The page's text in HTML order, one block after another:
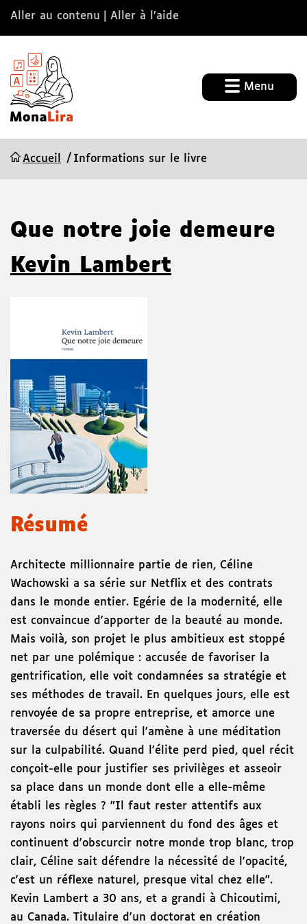
Aller au contenu Aller à l’aide
Menu
Accueil Informations sur le livre
Que notre joie demeure
Kevin Lambert
Résumé
Architecte millionnaire partie de rien, Céline
Wachowski a sa série sur Netflix et des contrats
dans le monde entier. Egérie de la modernité, elle
est convaincue d'apporter de la beauté au monde.
Mais voilà, son projet le plus ambitieux est stoppé
net par une polémique : accusée de favoriser la
gentrification, elle voit condamnées sa stratégie et
ses méthodes de travail. En quelques jours, elle est
renvoyée de sa propre entreprise, et amorce une
traversée du désert qui l'amène à une méditation
sur la culpabilité. Quand l'élite perd pied, quel récit
conçoit-elle pour justifier ses privilèges et asseoir
sa place dans un monde dont elle a elle-même
établi les règles ? "Il faut rester attentifs aux
rayons noirs qui parviennent du fond des âges et
continuent d'obscurcir notre monde trop blanc, trop
clair, Céline sait défendre la nécessité de l'opacité,
c'est un réflexe naturel, presque vital chez elle".
Kevin Lambert a 30 ans, et a grandi à Chicoutimi,
au Canada. Titulaire d'un doctorat en création